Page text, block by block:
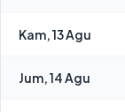
Kam, 13 Agu
Jum, 14 Agu